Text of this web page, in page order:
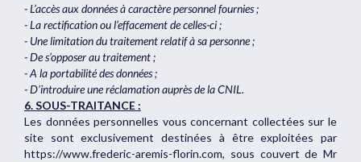
- L’accès aux données à caractère personnel fournies ;
- La rectification ou l’effacement de celles-ci ;
- Une limitation du traitement relatif à sa personne ;
- De s’opposer au traitement ;
- A la portabilité des données ;
- D’introduire une réclamation auprès de la CNIL.
6. SOUS-TRAITANCE :
Les données personnelles vous concernant collectées sur le
site sont exclusivement destinées à être exploitées par
https://www.frederic-aremis-florin.com, sous couvert de Mr